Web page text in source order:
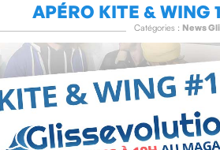
APÉRO KITE & WING
Catégories : News